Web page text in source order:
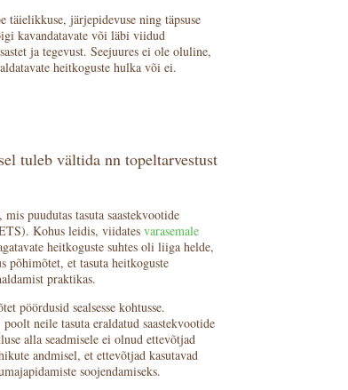
järjepidevuse ning täpsuse
kavandatavate või läbi viidud
ja tegevust. Seejuures ei ole oluline,
heitkoguste hulka või ei.
tuleb vältida nn topeltarvestust
puudutas tasuta saastekvootide
Kohus leidis, viidates varasemale
heitkoguste suhtes oli liiga helde,
põhimõtet, et tasuta heitkoguste
praktikas.
pöördusid sealsesse kohtusse.
neile tasuta eraldatud saastekvootide
alla seadmisele ei olnud ettevõtjad
andmisel, et ettevõtjad kasutavad
soojendamiseks.